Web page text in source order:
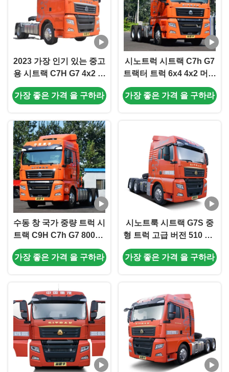
2023 가장 인기 있는 중고
용 시트랙 C7H G7 4x2 트
랙터 트럭
가장 좋은 가격 을 구하라
시노트럭 시트랙 C7h G7
트랙터 트럭 6x4 4x2 머리
CNG 파키스탄에서 카메
라 금속 커민스 7585 *
가장 좋은 가격 을 구하라
수동 창 국가 중량 트럭 시
트랙 C9H C7h G7 800hp
시트랙 트랙터 트럭 6X4
4x2 10 AMT 자동 트랙터
가장 좋은 가격 을 구하라
시노트룩 시트랙 G7S 중
형 트럭 고급 버전 510 HP
540 HP 6x4 4x2 AMT 자
동 트랙터
가장 좋은 가격 을 구하라